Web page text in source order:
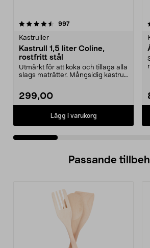
997recensioner
Kastruller
Kastrull 1,5 liter Coline,
rostfritt stål
Utmärkt för att koka och tillaga alla
slags maträtter. Mångsidig kastrull
299,00
Lägg i varukorg
4.5 av 5 stjärnor
Passande